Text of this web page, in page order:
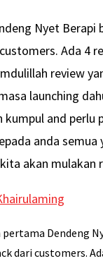
Nyet Berapi
Ada 4
review
launching
and perlu
anda semua
akan mulakan
Dendeng
dari customers.